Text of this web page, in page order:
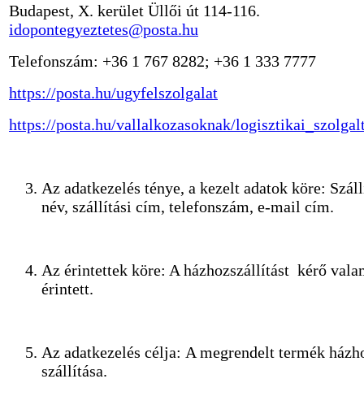
Budapest, X. kerület Üllői út 114-116.
idopontegyeztetes@posta.hu
Telefonszám: +36 1 767 8282; +36 1 333 7777
https://posta.hu/ugyfelszolgalat
https://posta.hu/vallalkozasoknak/
Az adatkezelés ténye, a kezelt adatok köre:
név, szállítási cím, telefonszám, e-mail cím.
Az érintettek köre: A házhozszállítást kérő
érintett.
Az adatkezelés célja: A megrendelt termék
szállítása.